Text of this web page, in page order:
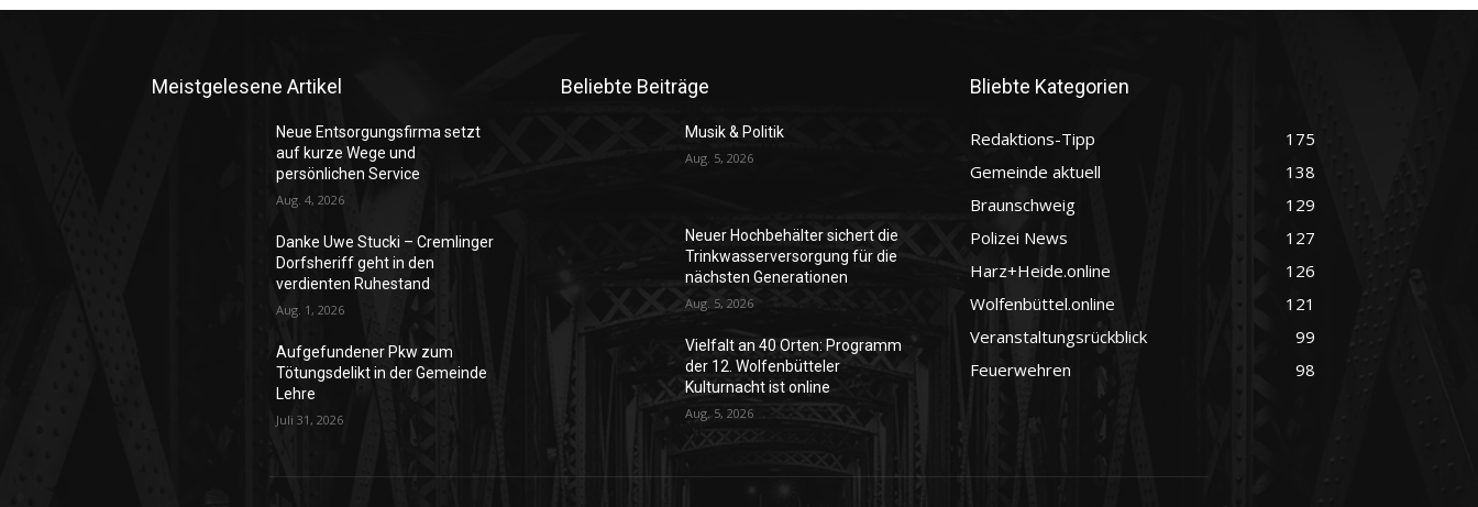
Meistgelesene Artikel
Neue Entsorgungsfirma setzt
auf kurze Wege und
persönlichen Service
Aug. 4, 2026
Danke Uwe Stucki – Cremlinger
Dorfsheriff geht in den
verdienten Ruhestand
Aug. 1, 2026
Aufgefundener Pkw zum
Tötungsdelikt in der Gemeinde
Lehre
Juli 31, 2026
Beliebte Beiträge
Musik & Politik
Aug. 5, 2026
Neuer Hochbehälter sichert die
Trinkwasserversorgung für die
nächsten Generationen
Aug. 5, 2026
Vielfalt an 40 Orten: Programm
der 12. Wolfenbütteler
Kulturnacht ist online
Aug. 5, 2026
Bliebte Kategorien
Redaktions-Tipp
175
Gemeinde aktuell
138
Braunschweig
129
Polizei News
127
Harz+Heide.online
126
Wolfenbüttel.online
121
Veranstaltungsrückblick
99
Feuerwehren
98